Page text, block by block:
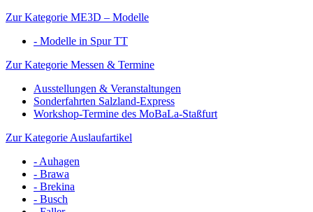
Zur Kategorie ME3D – Modelle
- Modelle in Spur TT
Zur Kategorie Messen & Termine
Ausstellungen & Veranstaltungen
Sonderfahrten Salzland-Express
Workshop-Termine des MoBaLa-Staßfurt
Zur Kategorie Auslaufartikel
- Auhagen
- Brawa
- Brekina
- Busch